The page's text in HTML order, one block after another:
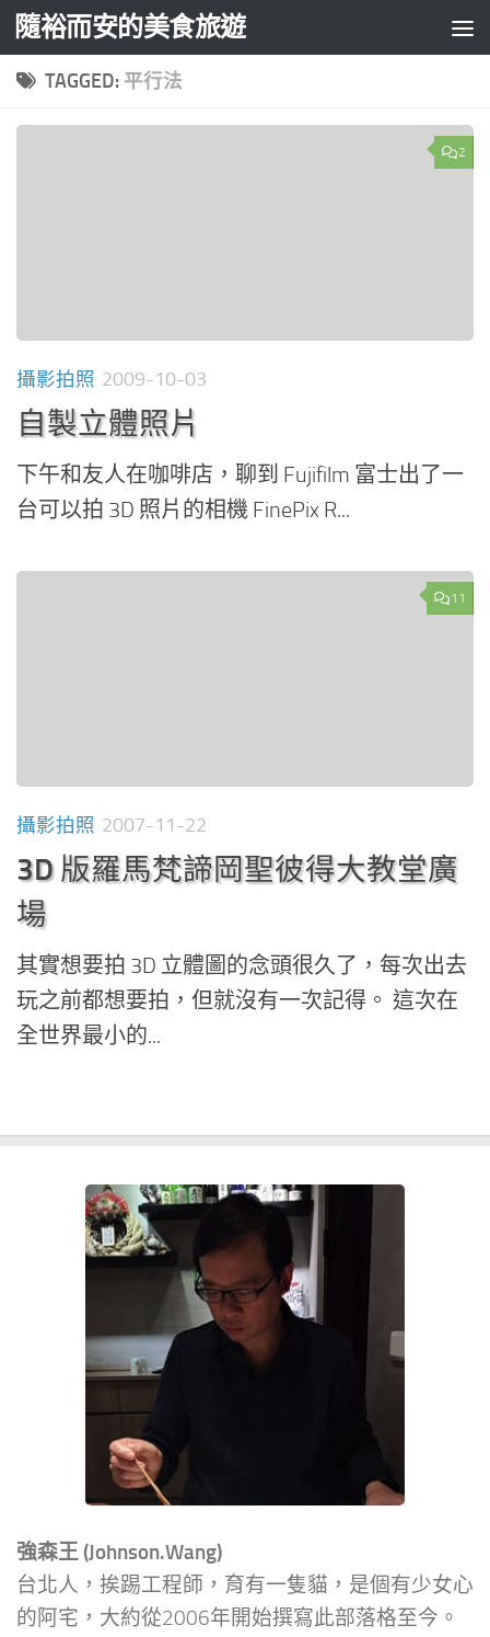
Skip to content
隨裕而安的美食旅遊
TAGGED: 平行法
2
攝影拍照 2009-10-03
自製立體照片
下午和友人在咖啡店，聊到 Fujifilm 富士出了一
台可以拍 3D 照片的相機 FinePix R...
11
攝影拍照 2007-11-22
3D 版羅馬梵諦岡聖彼得大教堂廣
場
其實想要拍 3D 立體圖的念頭很久了，每次出去
玩之前都想要拍，但就沒有一次記得。 這次在
全世界最小的...
強森王 (Johnson.Wang)
台北人，挨踢工程師，育有一隻貓，是個有少女心
的阿宅，大約從2006年開始撰寫此部落格至今。